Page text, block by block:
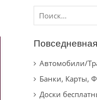
Найти:
Автомобили/
Банки, Карты,
Доски